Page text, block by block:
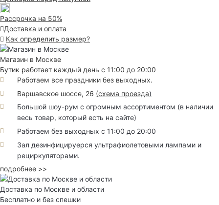
Рассрочка на 50%
Доставка и оплата
Как определить размер?
Магазин в Москве
Бутик работает каждый день с 11:00 до 20:00
Работаем все праздники без выходных.
Варшавское шоссе, 26 (схема проезда)
Большой шоу-рум с огромным ассортиментом (в наличии
весь товар, который есть на сайте)
Работаем без выходных с 11:00 до 20:00
Зал дезинфицируерся ультрафиолетовыми лампами и
рециркуляторами.
подробнее >>
Доставка по Москве и области
Бесплатно и без спешки